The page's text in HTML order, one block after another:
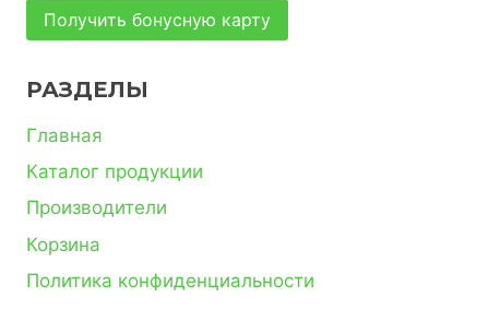
Получить бонусную карту
РАЗДЕЛЫ
Главная
Каталог продукции
Производители
Корзина
Политика конфиденциальности